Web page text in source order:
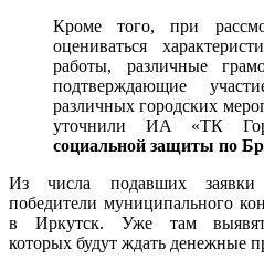
Кроме того, при
оцениваться
работы, различные
подтверждающие
различных городских
уточнили ИА «ТК
социальной защиты по
Из числа подавших
победители муниципального
в Иркутск. Уже там
которых будут ждать денежные